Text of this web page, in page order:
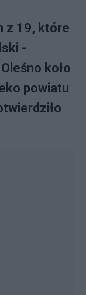
z 19, które
-
koło
powiatu